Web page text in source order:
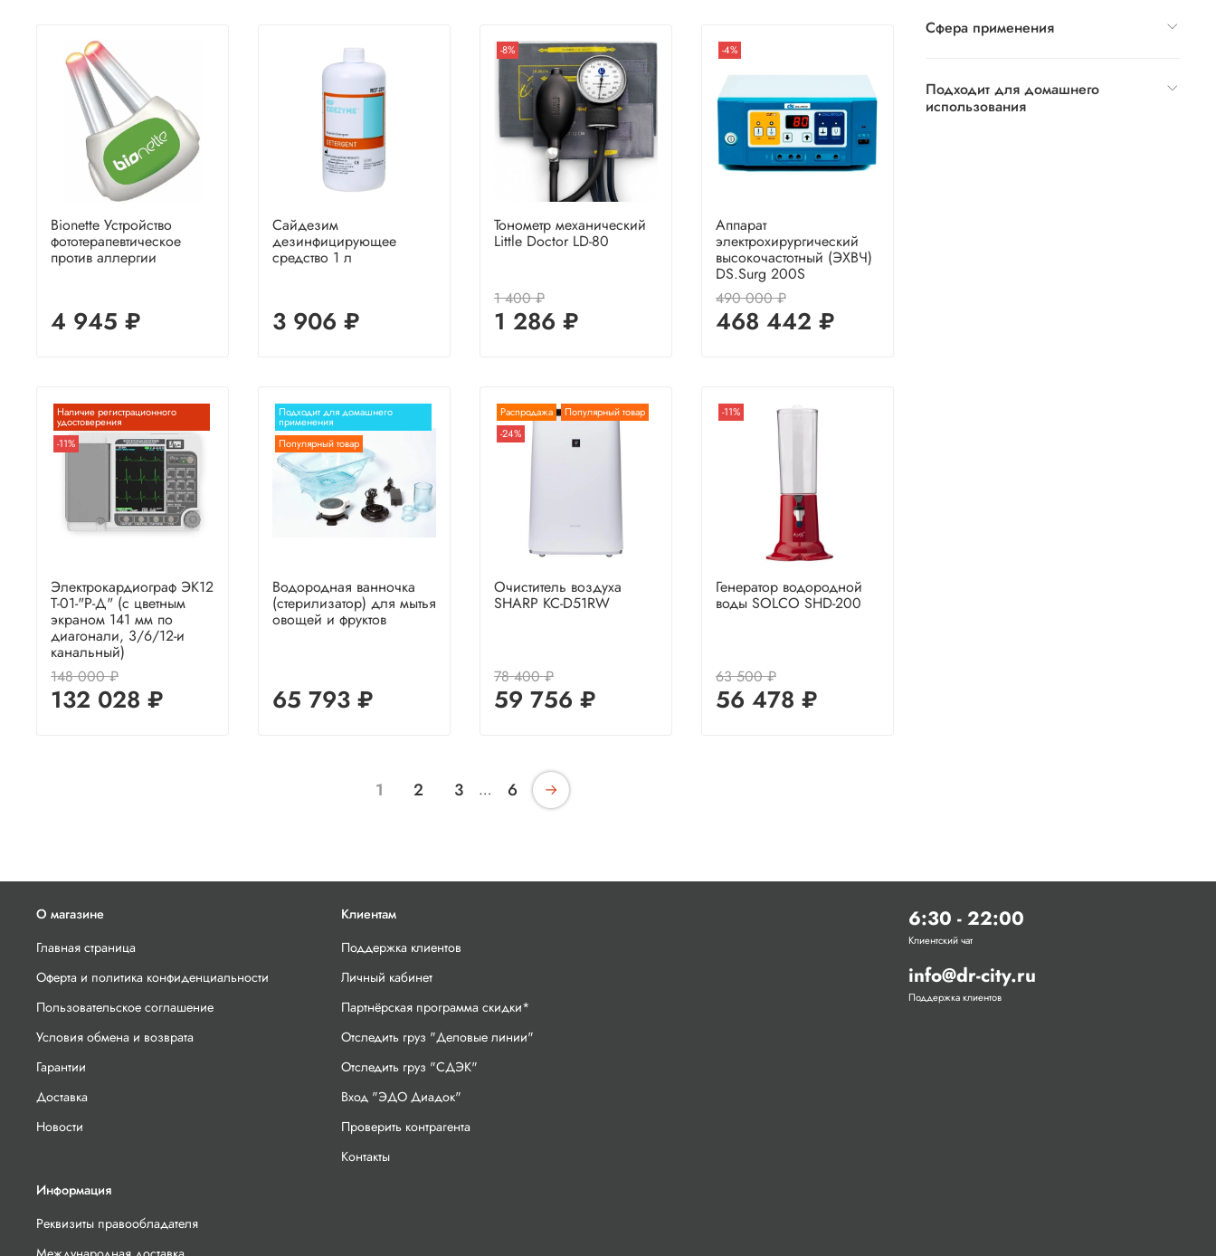
Bionette Устройство
фототерапевтическое
против аллергии
4 945 ₽
Сайдезим
дезинфицирующее
средство 1 л
3 906 ₽
-8%
Тонометр механический
Little Doctor LD-80
1 400 ₽
1 286 ₽
-4%
Аппарат
электрохирургический
высокочастотный (ЭХВЧ)
DS.Surg 200S
490 000 ₽
468 442 ₽
Наличие регистрационного
удостоверения
-11%
Электрокардиограф ЭК12
Т-01-"Р-Д" (с цветным
экраном 141 мм по
диагонали, 3/6/12-и
канальный)
148 000 ₽
132 028 ₽
Подходит для домашнего
применения
Популярный товар
Водородная ванночка
(стерилизатор) для мытья
овощей и фруктов
65 793 ₽
Распродажа
Популярный товар
-24%
Очиститель воздуха
SHARP KC-D51RW
78 400 ₽
59 756 ₽
-11%
Генератор водородной
воды SOLCO SHD-200
63 500 ₽
56 478 ₽
1 2 3 … 6
Сфера применения
Подходит для домашнего
использования
О магазине
Главная страница
Оферта и политика конфиденциальности
Пользовательское соглашение
Условия обмена и возврата
Гарантии
Доставка
Новости
Клиентам
Поддержка клиентов
Личный кабинет
Партнёрская программа скидки*
Отследить груз "Деловые линии"
Отследить груз "СДЭК"
Вход "ЭДО Диадок"
Проверить контрагента
Контакты
Информация
Реквизиты правообладателя
6:30 - 22:00
Клиентский чат
info@dr-city.ru
Поддержка клиентов